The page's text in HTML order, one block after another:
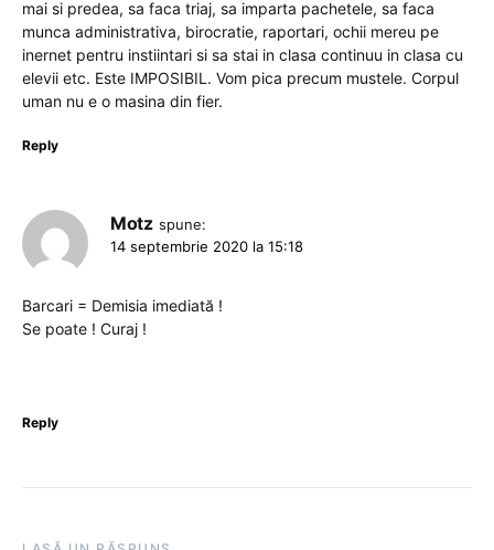
mai si predea, sa faca triaj, sa imparta pachetele, sa faca
munca administrativa, birocratie, raportari, ochii mereu pe
inernet pentru instiintari si sa stai in clasa continuu in clasa cu
elevii etc. Este IMPOSIBIL. Vom pica precum mustele. Corpul
uman nu e o masina din fier.
Reply
Motz spune:
14 septembrie 2020 la 15:18
Barcari = Demisia imediată !
Se poate ! Curaj !
Reply